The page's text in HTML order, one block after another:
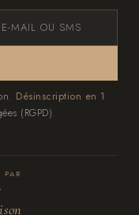
E-MAIL OU SMS
Désinscription en 1
(RGPD).